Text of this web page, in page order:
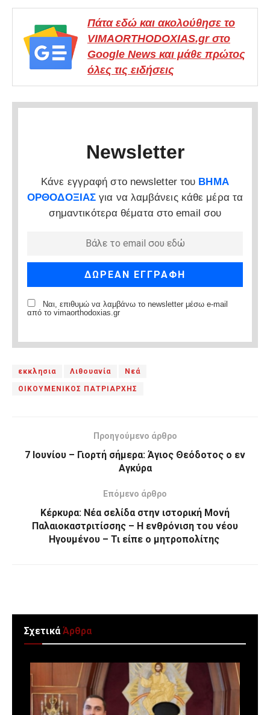
Πάτα εδώ και ακολούθησε το
VIMAORTHODOXIAS.gr στο
Google News και μάθε πρώτος
όλες τις ειδήσεις
Newsletter
Κάνε εγγραφή στο newsletter του ΒΗΜΑ
ΟΡΘΟΔΟΞΙΑΣ για να λαμβάνεις κάθε μέρα τα
σημαντικότερα θέματα στο email σου
Ναι, επιθυμώ να λαμβάνω το newsletter μέσω e-mail
από το vimaorthodoxias.gr
εκκλησια Λιθουανία Νεά
ΟΙΚΟΥΜΕΝΙΚΟΣ ΠΑΤΡΙΑΡΧΗΣ
Προηγούμενο άρθρο
7 Ιουνίου – Γιορτή σήμερα: Άγιος Θεόδοτος ο εν
Αγκύρα
Επόμενο άρθρο
Κέρκυρα: Νέα σελίδα στην ιστορική Μονή
Παλαιοκαστριτίσσης – Η ενθρόνιση του νέου
Ηγουμένου – Τι είπε ο μητροπολίτης
ΣχετικάΆρθρα